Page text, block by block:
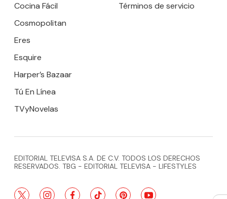
Cocina Fácil
Cosmopolitan
Eres
Esquire
Harper’s Bazaar
Tú En Línea
TVyNovelas
Términos de servicio
EDITORIAL TELEVISA S.A. DE C.V. TODOS LOS DERECHOS
RESERVADOS. TBG - EDITORIAL TELEVISA - LIFESTYLES